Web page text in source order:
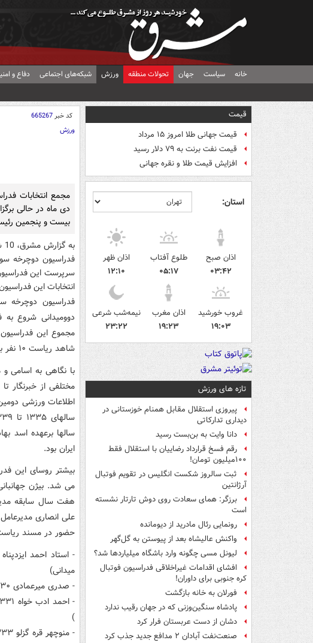
خانه سیاست جهان تحولات منطقه ورزش شبکه‌های اجتماعی دفاع و
قیمت
قیمت جهانی طلا امروز ۱۵ مرداد
قیمت نفت برنت به ۷۹ دلار رسید
افزایش قیمت طلا و نقره جهانی
استان:
اذان صبح
۰۳:۴۲
طلوع آفتاب
۰۵:۱۷
اذان ظهر
۱۲:۱۰
غروب خورشید
۱۹:۰۳
اذان مغرب
۱۹:۲۳
نیمه‌شب شرعی
۲۳:۲۲
تازه های ورزش
پیروزی استقلال مقابل همنام خوزستانی در
دیداری تدارکاتی
دانا وایت به بن‌بست رسید
رقم فسخ قرارداد رضاییان با استقلال فقط
۱۰۰میلیون تومان!
ثبت سالروز شکست انگلیس در تقویم فوتبال
آرژانتین
برزگر: همای سعادت روی دوش تارتار نشسته
است
رونمایی رئال مادرید از دیومانده
واکنش عالیشاه بعد از پیوستن به گل‌گهر
لیونل مسی چگونه وارد باشگاه میلیاردها شد؟
افشای اقدامات غیراخلاقی فدراسیون فوتبال
کره جنوبی برای داوران!
فورلان به خانه بازگشت
پادشاه سنگین‌وزنی که در جهان رقیب ندارد
دشان از دست عربستان فرار کرد
صنعت‌نفت آبادان ۲ مدافع جدید جذب کرد
کد خبر665267
ورزش
مجمع انتخابات
دی ماه در حالی
بیست و پنجمین
به گزارش مشرق
فدراسیون دوچرخه
سرپرست این
انتخابات این
دوومیدانی شروع
شاهد ریاست ۱۰ نفر به عنوان رئیس بوده است.
با نگاهی به اسامی
مختلفی از خبرنگار
اطلاعات ورزشی
سالها برعهده اسد
ایران بود.
بیشتر روسای این
هفت سال سابقه
حضور در مسند
میدانی)
- صدری میرعمادی ۱۳۳۰-۱۳۲۹ - ( خبرنگار روزنامه اطلاعات ورزشی)
)
- منوچهر قره گزلو ۱۳۳۳-۱۳۳۱ - ( کارمند ارشد دولت )